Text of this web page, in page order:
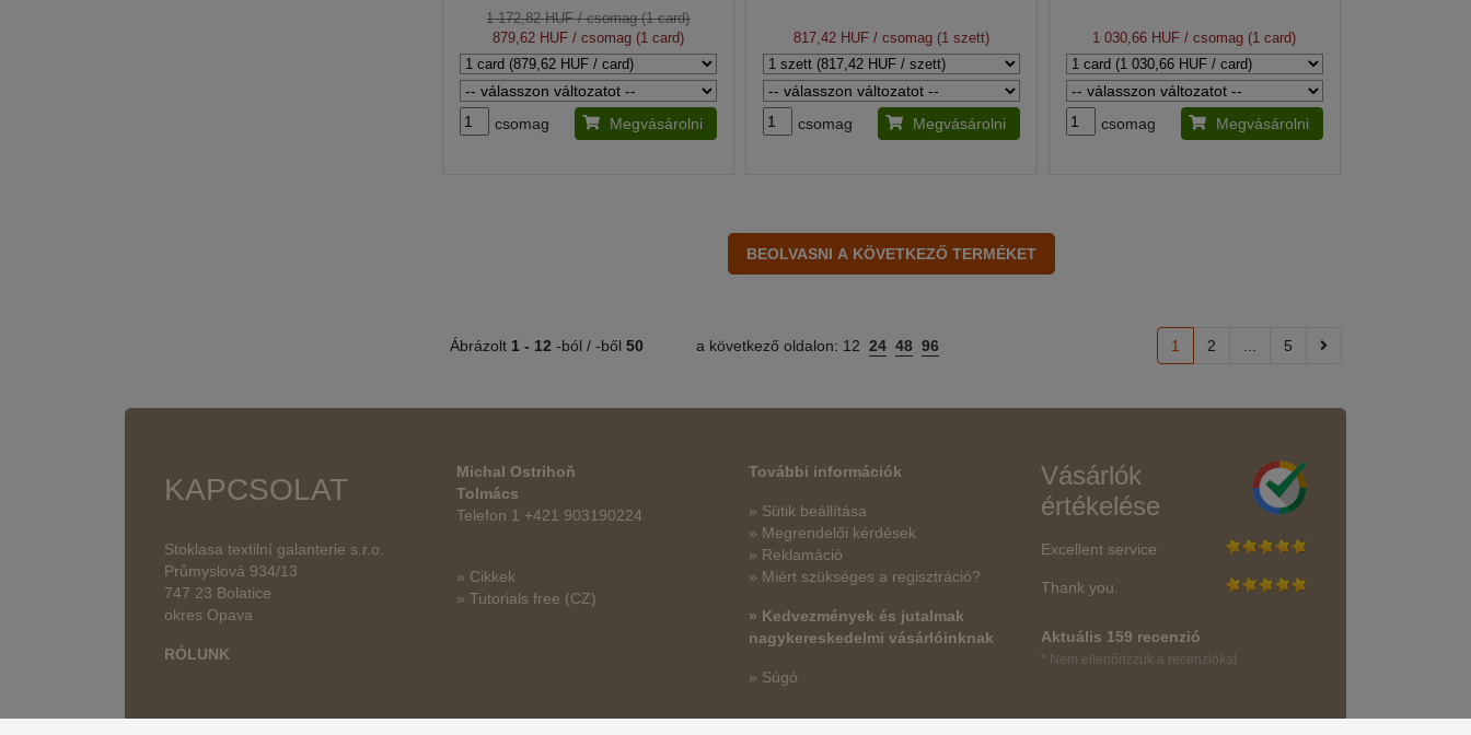
1 172,82 HUF/ csomag (1 card)
879,62 HUF/ csomag (1 card)
csomag Megvásárolni
817,42 HUF/ csomag (1 szett)
csomag Megvásárolni
1 030,66 HUF / csomag (1 card)
csomag Megvásárolni
Ábrázolt 1 - 12 -ból / -ből 50 a következő oldalon: 12 24 48 96 1 2 5
KAPCSOLAT
Stoklasa textilní galanterie s.r.o.
Průmyslová 934/13
747 23 Bolatice
okres Opava
RÓLUNK
Michal Ostrihoň
Tolmács
Telefon 1 +421 903190224
» Cikkek
» Tutorials free (CZ)
További információk
» Sütik beállítása
» Megrendelői kérdések
» Reklamáció
» Miért szükséges a regisztráció?
» Kedvezmények és jutalmak
nagykereskedelmi vásárlóinknak
» Súgó
Vásárlók
értékelése
Excellent service
Thank you.
Aktuális 159 recenzió
* Nem ellenőrizzük a recenziókat